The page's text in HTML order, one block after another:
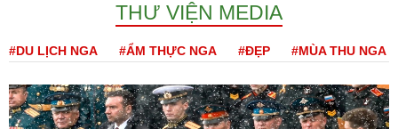
THƯ VIỆN MEDIA
#DU LỊCH NGA #ẨM THỰC NGA #ĐẸP #MÙA THU NGA